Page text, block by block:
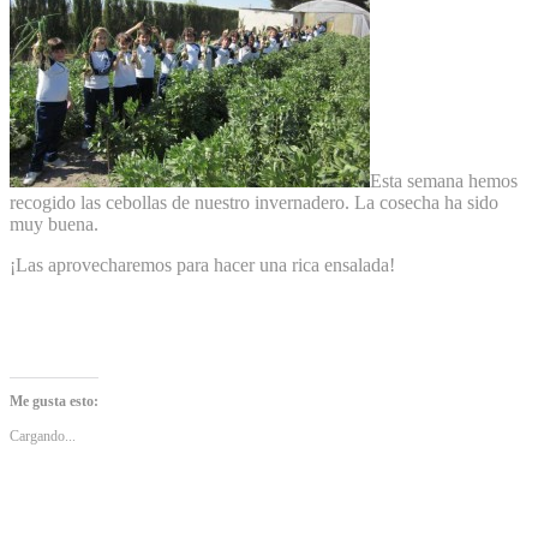
Esta semana hemos
recogido las cebollas de nuestro invernadero. La cosecha ha sido
muy buena.
¡Las aprovecharemos para hacer una rica ensalada!
Me gusta esto:
Cargando...